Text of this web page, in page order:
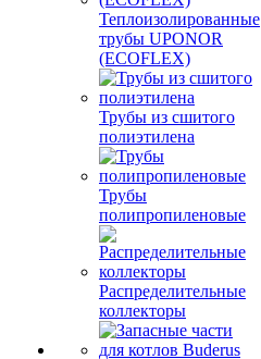
Теплоизолированные
трубы UPONOR
(ECOFLEX)
Трубы из сшитого
полиэтилена
Трубы
полипропиленовые
Распределительные
коллекторы